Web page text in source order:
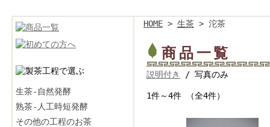
生茶-自然発酵
熟茶-人工時短発酵
その他の工程のお茶
HOME > 生茶 > 沱茶
商品一覧
説明付き / 写真のみ
1件～4件 （全4件）